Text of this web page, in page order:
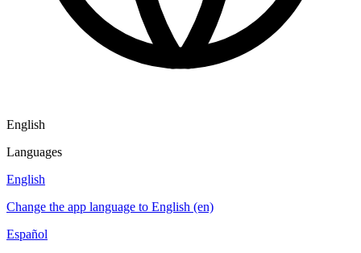
English
Languages
English
Change the app language to English (en)
Español